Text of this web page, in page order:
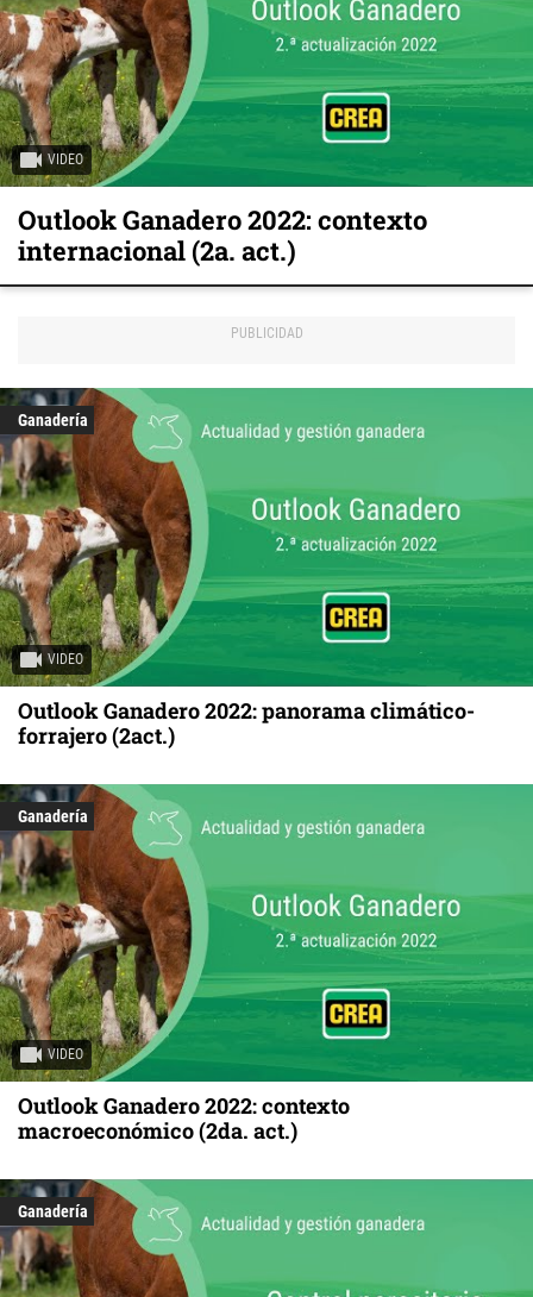
VIDEO
Outlook Ganadero 2022: contexto
internacional (2a. act.)
VIDEO
Ganadería
Outlook Ganadero 2022: panorama climático-
forrajero (2act.)
VIDEO
Ganadería
Outlook Ganadero 2022: contexto
macroeconómico (2da. act.)
Ganadería